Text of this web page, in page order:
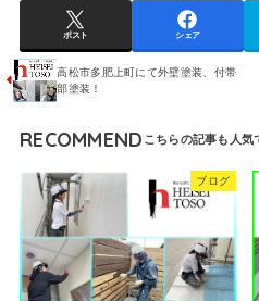
ポスト シェア
高松市多肥上町にて外壁塗装、付帯
部塗装！
RECOMMEND
ブログ